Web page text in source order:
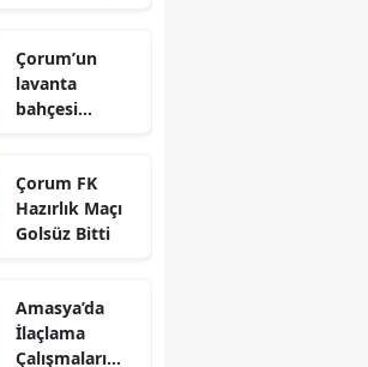
Erzurum
Eskişehir
Giresun
Hakkari
Hatay
Çorum’un
lavanta
bahçesi
Çorum FK
Hazırlık Maçı
Golsüz Bitti
Amasya’da
İlaçlama
Çalışmaları